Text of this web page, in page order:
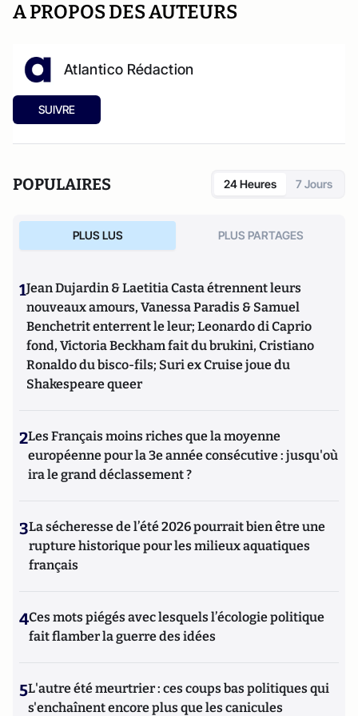
A PROPOS DES AUTEURS
Atlantico Rédaction
SUIVRE
POPULAIRES 24 Heures 7 Jours
PLUS LUS PLUS PARTAGES
1Jean Dujardin & Laetitia Casta étrennent leurs
nouveaux amours, Vanessa Paradis & Samuel
Benchetrit enterrent le leur; Leonardo di Caprio
fond, Victoria Beckham fait du brukini, Cristiano
Ronaldo du bisco-fils; Suri ex Cruise joue du
Shakespeare queer
2Les Français moins riches que la moyenne
européenne pour la 3e année consécutive : jusqu'où
ira le grand déclassement ?
3La sécheresse de l’été 2026 pourrait bien être une
rupture historique pour les milieux aquatiques
français
4Ces mots piégés avec lesquels l’écologie politique
fait flamber la guerre des idées
5L'autre été meurtrier : ces coups bas politiques qui
s'enchaînent encore plus que les canicules